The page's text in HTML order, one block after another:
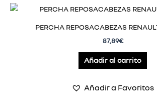
PERCHA REPOSACABEZAS
87,89€
Añadir al carrito
Añadir a Favoritos